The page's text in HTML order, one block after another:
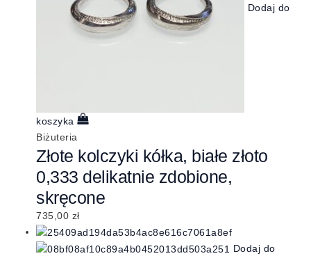
Dodaj do
koszyka
Biżuteria
Złote kolczyki kółka, białe złoto
0,333 delikatnie zdobione,
skręcone
735,00 zł
Dodaj do